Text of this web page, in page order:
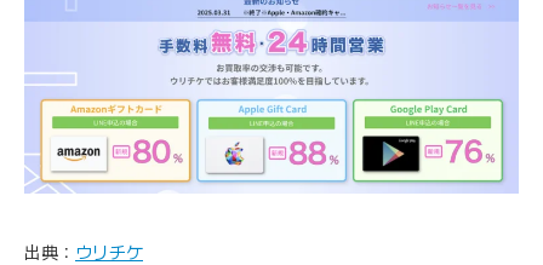
出典： ウリチケ